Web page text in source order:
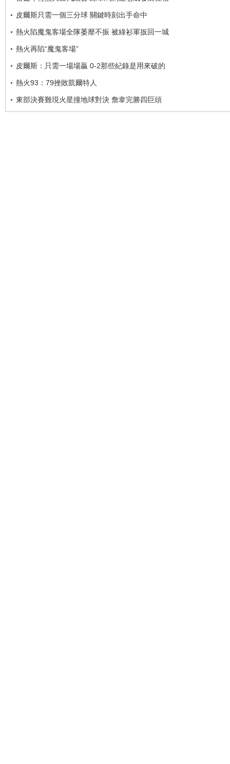
皮爾斯只需一個三分球 關鍵時刻出手命中
熱火陷魔鬼客場全隊萎靡不振 被綠衫軍扳回一城
熱火再陷“魔鬼客場”
皮爾斯：只需一場場贏 0-2那些紀錄是用來破的
熱火93：79挫敗凱爾特人
東部決賽難現火星撞地球對決 詹韋完勝四巨頭